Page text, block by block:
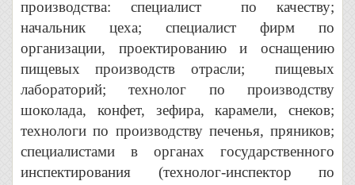
производства: специалист по качеству;
начальник цеха; специалист фирм по
организации, проектированию и оснащению
пищевых производств отрасли; пищевых
лабораторий; технолог по производству
шоколада, конфет, зефира, карамели, снеков;
технологи по производству печенья, пряников;
специалистами в органах государственного
инспектирования (технолог-инспектор по